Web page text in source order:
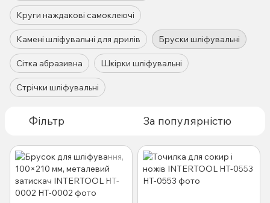
Круги наждакові самоклеючі
Камені шліфувальні для дрилів Бруски шліфувальні
Сітка абразивна Шкірки шліфувальні
Стрічки шліфувальні
Фільтр За популярністю